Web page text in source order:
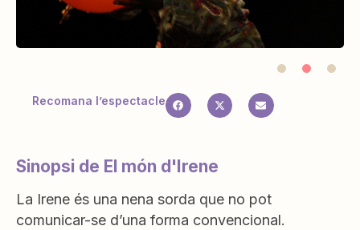
Recomana l’espectacle
Sinopsi de El món d'Irene
La Irene és una nena sorda que no pot
comunicar-se d’una forma convencional.